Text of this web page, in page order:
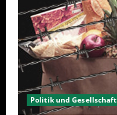
Politik und Gesellschaft